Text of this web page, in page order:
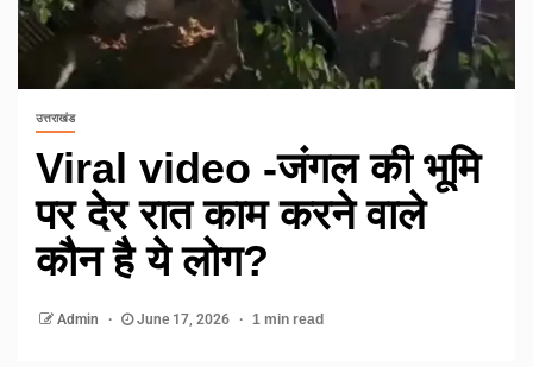
उत्तराखंड
Viral video -जंगल की भूमि
पर देर रात काम करने वाले
कौन है ये लोग?
Admin June 17, 2026 1 min read